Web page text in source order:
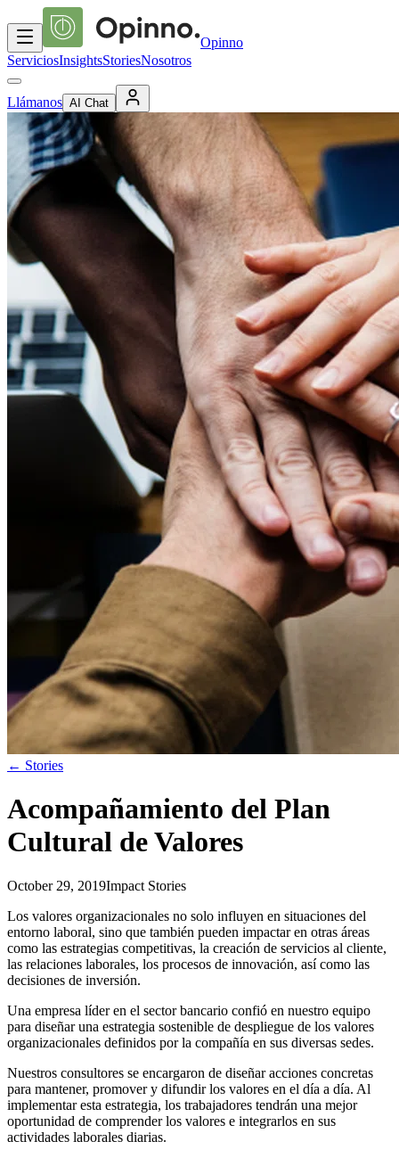
Opinno
ServiciosInsightsStoriesNosotros
Llámanos AI Chat
← Stories
Acompañamiento del Plan
Cultural de Valores
October 29, 2019Impact Stories
Los valores organizacionales no solo influyen en situaciones del
entorno laboral, sino que también pueden impactar en otras áreas
como las estrategias competitivas, la creación de servicios al cliente,
las relaciones laborales, los procesos de innovación, así como las
decisiones de inversión.
Una empresa líder en el sector bancario confió en nuestro equipo
para diseñar una estrategia sostenible de despliegue de los valores
organizacionales definidos por la compañía en sus diversas sedes.
Nuestros consultores se encargaron de diseñar acciones concretas
para mantener, promover y difundir los valores en el día a día. Al
implementar esta estrategia, los trabajadores tendrán una mejor
oportunidad de comprender los valores e integrarlos en sus
actividades laborales diarias.